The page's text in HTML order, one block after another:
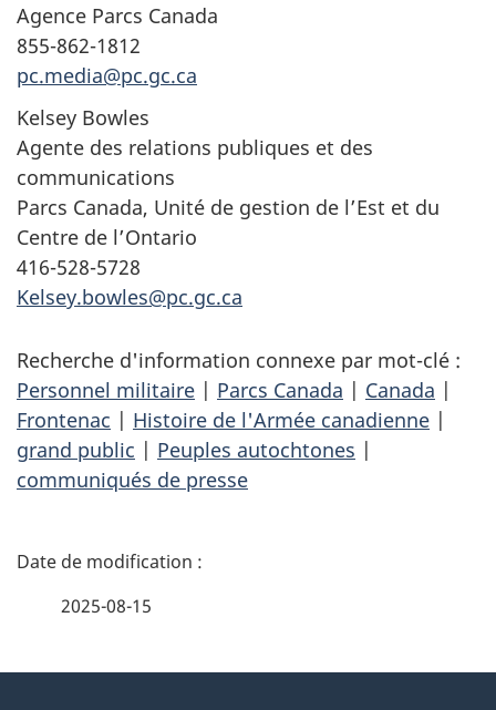
Agence Parcs Canada
855-862-1812
pc.media@pc.gc.ca
Kelsey Bowles
Agente des relations publiques et des
communications
Parcs Canada, Unité de gestion de l’Est et du
Centre de l’Ontario
416-528-5728
Kelsey.bowles@pc.gc.ca
Recherche d'information connexe par mot-clé :
Personnel militaire | Parcs Canada | Canada |
Frontenac | Histoire de l'Armée canadienne |
grand public | Peuples autochtones |
communiqués de presse
D
2025-08-15